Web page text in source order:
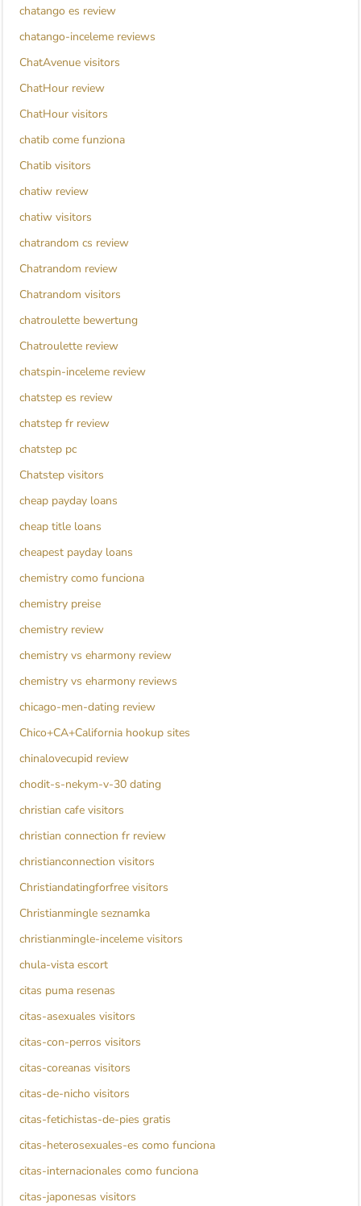
chatango es review
chatango-inceleme reviews
ChatAvenue visitors
ChatHour review
ChatHour visitors
chatib come funziona
Chatib visitors
chatiw review
chatiw visitors
chatrandom cs review
Chatrandom review
Chatrandom visitors
chatroulette bewertung
Chatroulette review
chatspin-inceleme review
chatstep es review
chatstep fr review
chatstep pc
Chatstep visitors
cheap payday loans
cheap title loans
cheapest payday loans
chemistry como funciona
chemistry preise
chemistry review
chemistry vs eharmony review
chemistry vs eharmony reviews
chicago-men-dating review
Chico+CA+California hookup sites
chinalovecupid review
chodit-s-nekym-v-30 dating
christian cafe visitors
christian connection fr review
christianconnection visitors
Christiandatingforfree visitors
Christianmingle seznamka
christianmingle-inceleme visitors
chula-vista escort
citas puma resenas
citas-asexuales visitors
citas-con-perros visitors
citas-coreanas visitors
citas-de-nicho visitors
citas-fetichistas-de-pies gratis
citas-heterosexuales-es como funciona
citas-internacionales como funciona
citas-japonesas visitors